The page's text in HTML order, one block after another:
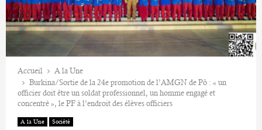
Accueil
A la Une
Burkina/Sortie de la 24e promotion de l’AMGN de Pô : « un
officier doit être un soldat professionnel, un homme engagé et
concentré », le PF à l’endroit des élèves officiers
A la Une Société